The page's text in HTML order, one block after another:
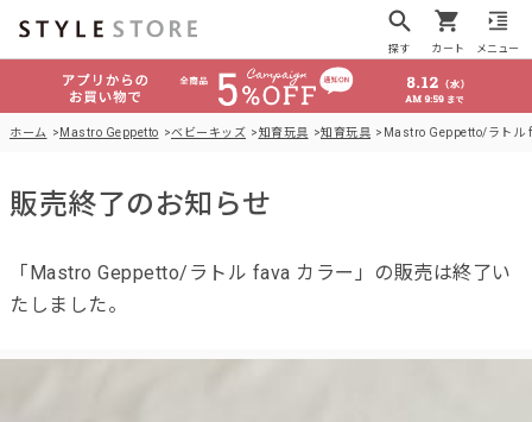
探す カート メニュー
ホーム Mastro Geppetto ベビーキッズ 知育玩具 知育玩具 Mastro Geppetto/ラトル
販売終了のお知らせ
「Mastro Geppetto/ラトル fava カラー」の販売は終了い
たしました。